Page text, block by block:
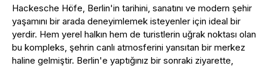
Hackesche Höfe, Berlin'in tarihini, sanatını ve modern şehir
yaşamını bir arada deneyimlemek isteyenler için ideal bir
yerdir. Hem yerel halkın hem de turistlerin uğrak noktası olan
bu kompleks, şehrin canlı atmosferini yansıtan bir merkez
haline gelmiştir. Berlin'e yaptığınız bir sonraki ziyarette,